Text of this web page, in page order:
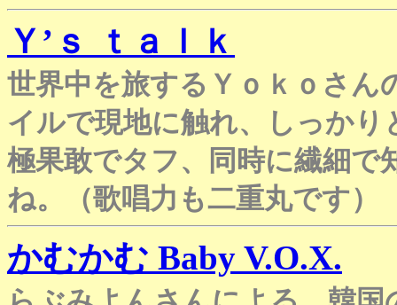
Ｙ’ｓ ｔａｌｋ
世界中を旅するＹｏｋｏさん
イルで現地に触れ、しっか
極果敢でタフ、同時に繊細で
ね。（歌唱力も二重丸です）
かむかむ Baby V.O.X.